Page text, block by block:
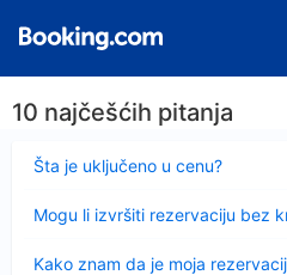
10 najčešćih pitanja
Šta je uključeno u cenu?
Sažeto
Mogu li izvršiti rezervaciju bez
Kako znam da je moja